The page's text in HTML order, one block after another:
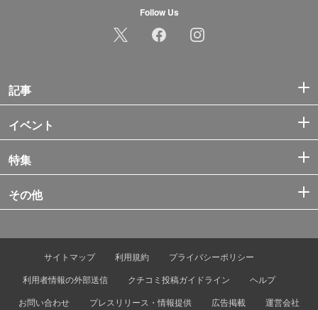
Follow Us
記事
イベント
特集
その他
サイトマップ 利用規約
プライバシーポリシー
利用者情報の外部送信
クチコミ投稿ガイドライン
ヘルプ
お問い合わせ
プレスリリース・情報提供 広告掲載 運営会社